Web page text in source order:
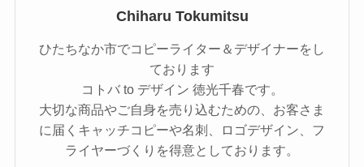
Chiharu Tokumitsu
ひたちなか市でコピーライター＆デザイナーをし
ております
コトバ to デザイン 徳光千春です。
大切な商品やご自身を売り込むための、お客さま
に届くキャッチコピーや名刺、ロゴデザイン、フ
ライヤーづくりを得意としております。